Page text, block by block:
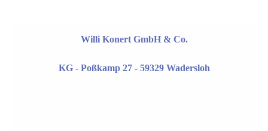
Willi Konert GmbH & Co.
KG- Poßkamp 27- 59329 Wadersloh